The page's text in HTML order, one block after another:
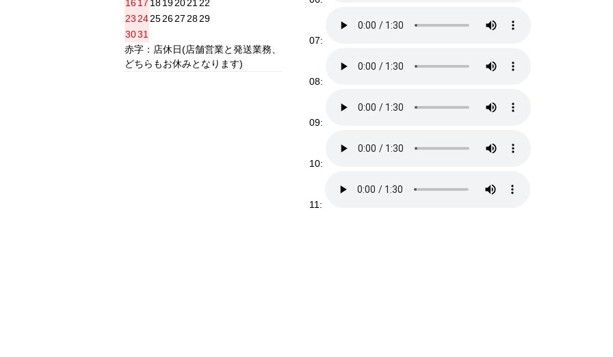
07:
08:
09:
10:
11:
16 17 18192021 22
23 24252627 2829
3031
赤字：店休日(店舗営業と発送業務、
どちらもお休みとなります)